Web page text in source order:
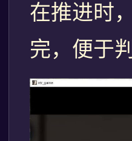
在推进时
完，便于